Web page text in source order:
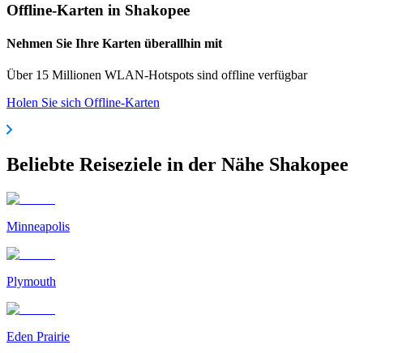
Offline-Karten in Shakopee
Nehmen Sie Ihre Karten überallhin mit
Über 15 Millionen WLAN-Hotspots sind offline verfügbar
Holen Sie sich Offline-Karten
Beliebte Reiseziele in der Nähe Shakopee
Minneapolis
Plymouth
Eden Prairie